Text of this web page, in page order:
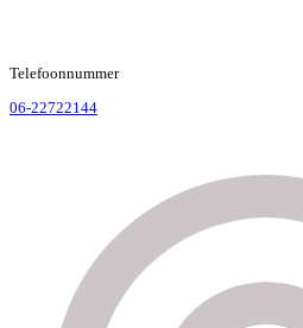
Telefoonnummer
06-22722144